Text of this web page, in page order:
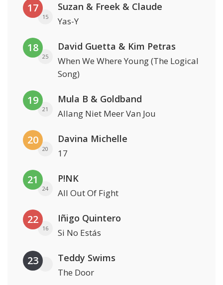
17
15
Suzan & Freek & Claude
Yas-Y
18
25
David Guetta & Kim Petras
When We Where Young (The Logical
Song)
19
21
Mula B & Goldband
Allang Niet Meer Van Jou
20
20
Davina Michelle
17
21
24
P!NK
All Out Of Fight
22
16
Iñigo Quintero
Si No Estás
23 Teddy Swims
The Door